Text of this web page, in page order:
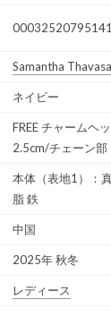
Samantha Thavasa
ネイビー
FREE チャームヘ
2.5cm/チェーン
本体（表地1）：
脂 鉄
中国
2025年 秋冬
レディース